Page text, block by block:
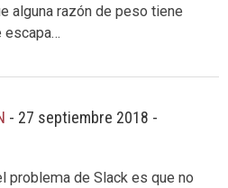
alguna razón de peso tiene
escapa…
- 27 septiembre 2018 -
problema de Slack es que no